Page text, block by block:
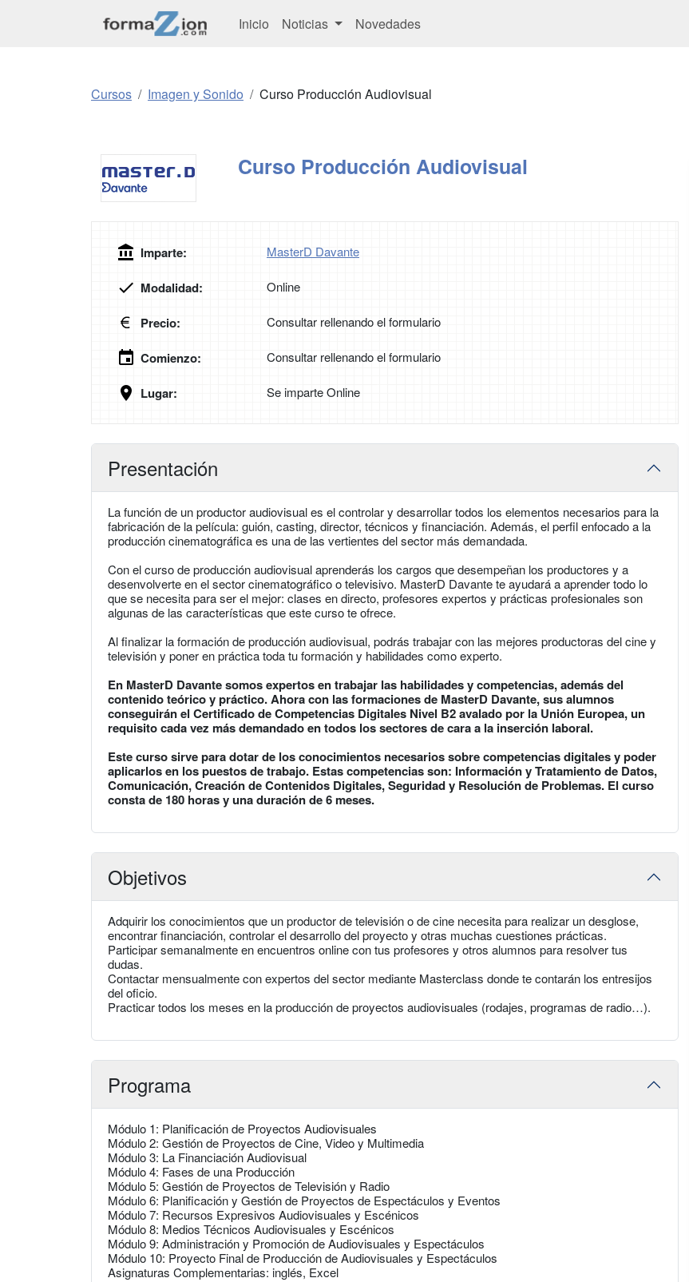
Inicio Noticias Novedades
Cursos Imagen y Sonido Curso Producción Audiovisual
Curso Producción Audiovisual
Imparte: MasterD Davante
Modalidad: Online
Precio: Consultar rellenando el formulario
Comienzo: Consultar rellenando el formulario
Lugar: Se imparte Online
Presentación
La función de un productor audiovisual es el controlar y desarrollar todos los elementos necesarios para la
fabricación de la película: guión, casting, director, técnicos y financiación. Además, el perfil enfocado a la
producción cinematográfica es una de las vertientes del sector más demandada.
Con el curso de producción audiovisual aprenderás los cargos que desempeñan los productores y a
desenvolverte en el sector cinematográfico o televisivo. MasterD Davante te ayudará a aprender todo lo
que se necesita para ser el mejor: clases en directo, profesores expertos y prácticas profesionales son
algunas de las características que este curso te ofrece.
Al finalizar la formación de producción audiovisual, podrás trabajar con las mejores productoras del cine y
televisión y poner en práctica toda tu formación y habilidades como experto.
En MasterD Davante somos expertos en trabajar las habilidades y competencias, además del
contenido teórico y práctico. Ahora con las formaciones de MasterD Davante, sus alumnos
conseguirán el Certificado de Competencias Digitales Nivel B2 avalado por la Unión Europea, un
requisito cada vez más demandado en todos los sectores de cara a la inserción laboral.
Este curso sirve para dotar de los conocimientos necesarios sobre competencias digitales y poder
aplicarlos en los puestos de trabajo. Estas competencias son: Información y Tratamiento de Datos,
Comunicación, Creación de Contenidos Digitales, Seguridad y Resolución de Problemas. El curso
consta de 180 horas y una duración de 6 meses.
Objetivos
Adquirir los conocimientos que un productor de televisión o de cine necesita para realizar un desglose,
encontrar financiación, controlar el desarrollo del proyecto y otras muchas cuestiones prácticas.
Participar semanalmente en encuentros online con tus profesores y otros alumnos para resolver tus
dudas.
Contactar mensualmente con expertos del sector mediante Masterclass donde te contarán los entresijos
del oficio.
Practicar todos los meses en la producción de proyectos audiovisuales (rodajes, programas de radio…).
Programa
Módulo 1: Planificación de Proyectos Audiovisuales
Módulo 2: Gestión de Proyectos de Cine, Video y Multimedia
Módulo 3: La Financiación Audiovisual
Módulo 4: Fases de una Producción
Módulo 5: Gestión de Proyectos de Televisión y Radio
Módulo 6: Planificación y Gestión de Proyectos de Espectáculos y Eventos
Módulo 7: Recursos Expresivos Audiovisuales y Escénicos
Módulo 8: Medios Técnicos Audiovisuales y Escénicos
Módulo 9: Administración y Promoción de Audiovisuales y Espectáculos
Módulo 10: Proyecto Final de Producción de Audiovisuales y Espectáculos
Asignaturas Complementarias: inglés, Excel